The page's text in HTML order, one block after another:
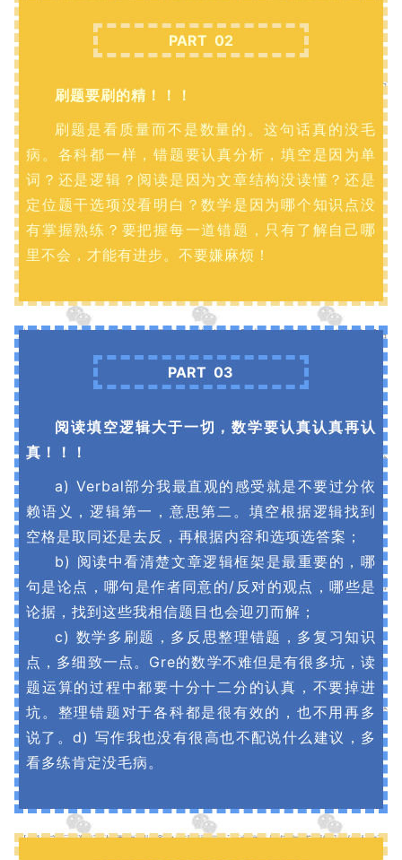
PART 02
刷题要刷的精！！！
刷题是看质量而不是数量的。这句话真的没毛
病。各科都一样，错题要认真分析，填空是因为单
词？还是逻辑？阅读是因为文章结构没读懂？还是
定位题干选项没看明白？数学是因为哪个知识点没
有掌握熟练？要把握每一道错题，只有了解自己哪
里不会，才能有进步。不要嫌麻烦！
PART 03
阅读填空逻辑大于一切，数学要认真认真再认
真！！！
a) Verbal部分我最直观的感受就是不要过分依
赖语义，逻辑第一，意思第二。填空根据逻辑找到
空格是取同还是去反，再根据内容和选项选答案；
b) 阅读中看清楚文章逻辑框架是最重要的，哪
句是论点，哪句是作者同意的/反对的观点，哪些是
论据，找到这些我相信题目也会迎刃而解；
c) 数学多刷题，多反思整理错题，多复习知识
点，多细致一点。Gre的数学不难但是有很多坑，读
题运算的过程中都要十分十二分的认真，不要掉进
坑。整理错题对于各科都是很有效的，也不用再多
说了。d) 写作我也没有很高也不配说什么建议，多
看多练肯定没毛病。